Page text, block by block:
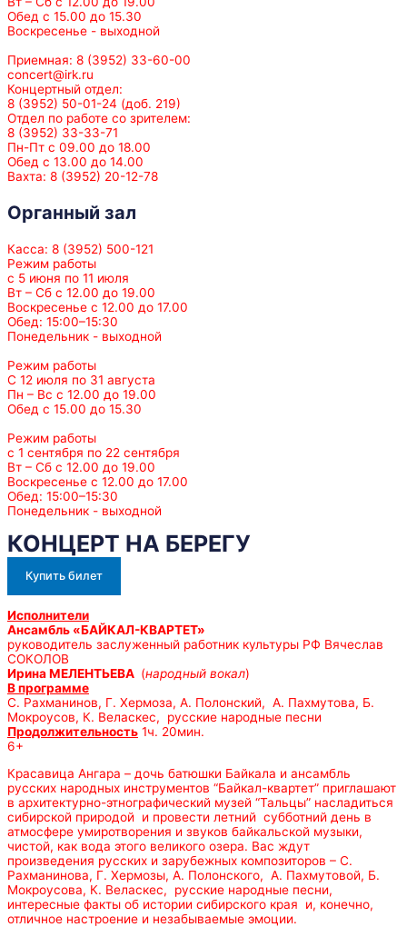
Обед с 15.00 до 15.30
Воскресенье - выходной
Приемная: 8 (3952) 33-60-00
concert@irk.ru
Концертный отдел:
8 (3952) 50-01-24 (доб. 219)
Отдел по работе со зрителем:
8 (3952) 33-33-71
Пн-Пт с 09.00 до 18.00
Обед с 13.00 до 14.00
Вахта: 8 (3952) 20-12-78
Органный зал
Касса: 8 (3952) 500-121
Режим работы
с 5 июня по 11 июля
Вт – Сб с 12.00 до 19.00
Воскресенье с 12.00 до 17.00
Обед: 15:00–15:30
Понедельник - выходной
Режим работы
С 12 июля по 31 августа
Пн – Вс с 12.00 до 19.00
Обед с 15.00 до 15.30
Режим работы
с 1 сентября по 22 сентября
Вт – Сб с 12.00 до 19.00
Воскресенье с 12.00 до 17.00
Обед: 15:00–15:30
Понедельник - выходной
КОНЦЕРТ НА БЕРЕГУ
Купить билет
Исполнители
Ансамбль «БАЙКАЛ-КВАРТЕТ»
руководитель заслуженный работник культуры РФ Вячеслав
СОКОЛОВ
Ирина МЕЛЕНТЬЕВА (народный вокал)
В программе
С. Рахманинов, Г. Хермоза, А. Полонский, А. Пахмутова, Б.
Мокроусов, К. Веласкес, русские народные песни
Продолжительность 1ч. 20мин.
6+
Красавица Ангара – дочь батюшки Байкала и ансамбль
русских народных инструментов “Байкал-квартет” приглашают
в архитектурно-этнографический музей “Тальцы” насладиться
сибирской природой и провести летний субботний день в
атмосфере умиротворения и звуков байкальской музыки,
чистой, как вода этого великого озера. Вас ждут
произведения русских и зарубежных композиторов – С.
Рахманинова, Г. Хермозы, А. Полонского, А. Пахмутовой, Б.
Мокроусова, К. Веласкес, русские народные песни,
интересные факты об истории сибирского края и, конечно,
отличное настроение и незабываемые эмоции.